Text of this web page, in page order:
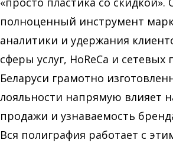
полноценный инструмент
аналитики и удержания
сферы услуг, HoReCa и сетевых
Беларуси грамотно
лояльности напрямую влияет
продажи и узнаваемость
Вся полиграфия работает с